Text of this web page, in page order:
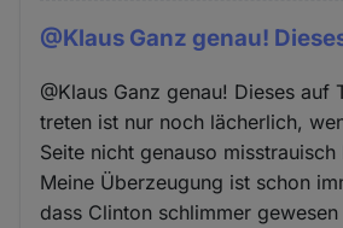
@Klaus Ganz genau!
@Klaus Ganz genau! Dieses auf
treten ist nur noch lächerlich,
Seite nicht genauso
Meine Überzeugung ist schon
dass Clinton schlimmer